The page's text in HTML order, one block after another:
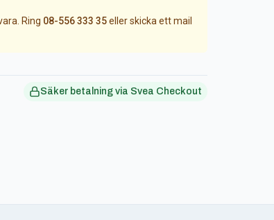
Ring 08-556 333 35eller skicka ett mail
Säker betalning via Svea Checkout